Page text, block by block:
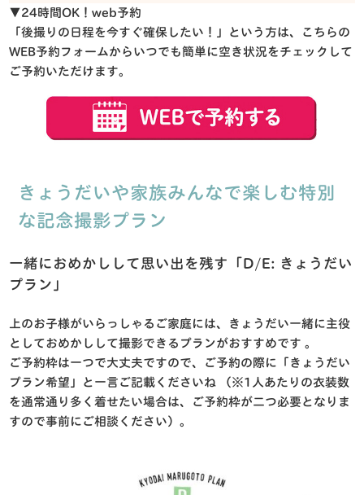
▼24時間OK！web予約
「後撮りの日程を今すぐ確保したい！」という方は、こちらの
WEB予約フォームからいつでも簡単に空き状況をチェックして
ご予約いただけます。
きょうだいや家族みんなで楽しむ特別
な記念撮影プラン
一緒におめかしして思い出を残す「D/E: きょうだい
プラン」
上のお子様がいらっしゃるご家庭には、きょうだい一緒に主役
としておめかしして撮影できるプランがおすすめです。
ご予約枠は一つで大丈夫ですので、ご予約の際に「きょうだい
プラン希望」と一言ご記載くださいね
（※1人あたりの衣装数
を通常通り多く着せたい場合は、ご予約枠が二つ必要となりま
すので事前にご相談ください）。